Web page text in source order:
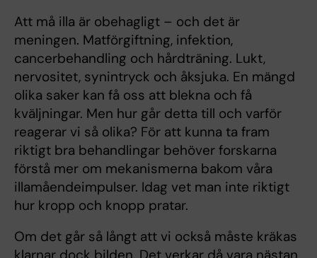
Att må illa är obehagligt – och det är
meningen. Matförgiftning, infektion,
cancerbehandling och hårdträning. Lukt,
nervositet, synintryck och åksjuka. En mängd
olika saker kan få oss att blekna och få
kväljningar. Men hur går detta till och varför
reagerar vi så olika? För att kunna ta fram
riktigt bra behandlingar behöver forskarna
förstå mer om mekanismerna bakom våra
illamåendeimpulser. Idag vet man inte riktigt
hur kropp och knopp pratar.
Om det går så långt att vi också måste kräkas